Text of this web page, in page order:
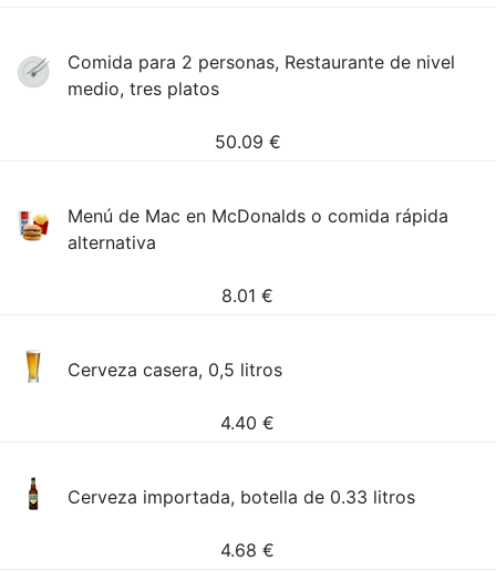
Comida para 2 personas, Restaurante de nivel
medio, tres platos
50.09 €
Menú de Mac en McDonalds o comida rápida
alternativa
8.01 €
Cerveza casera, 0,5 litros
4.40 €
Cerveza importada, botella de 0.33 litros
4.68 €